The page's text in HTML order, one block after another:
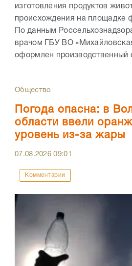
изготовления продуктов
происхождения на площадке
По данным
врачом ГБУ ВО
оформлен производственный
Общество
Погода опасна: в
области ввели
уровень из-за жары
07.08.202609:01
Комментарии